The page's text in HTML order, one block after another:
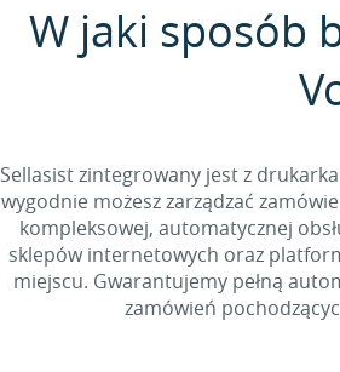
W jaki sposób
Sellasist zintegrowany jest z
wygodnie możesz zarządzać
kompleksowej, automatycznej
sklepów internetowych oraz
miejscu. Gwarantujemy pełną
zamówień